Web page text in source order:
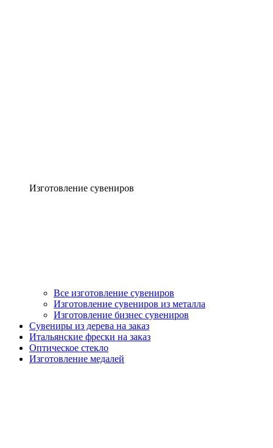
Изготовление сувениров
Все изготовление сувениров
Изготовление сувениров из металла
Изготовление бизнес сувениров
Сувениры из дерева на заказ
Итальянские фрески на заказ
Оптическое стекло
Изготовление медалей